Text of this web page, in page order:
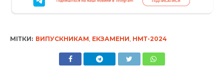
МІТКИ: ВИПУСКНИКАМ ЕКЗАМЕНИ НМТ-2024